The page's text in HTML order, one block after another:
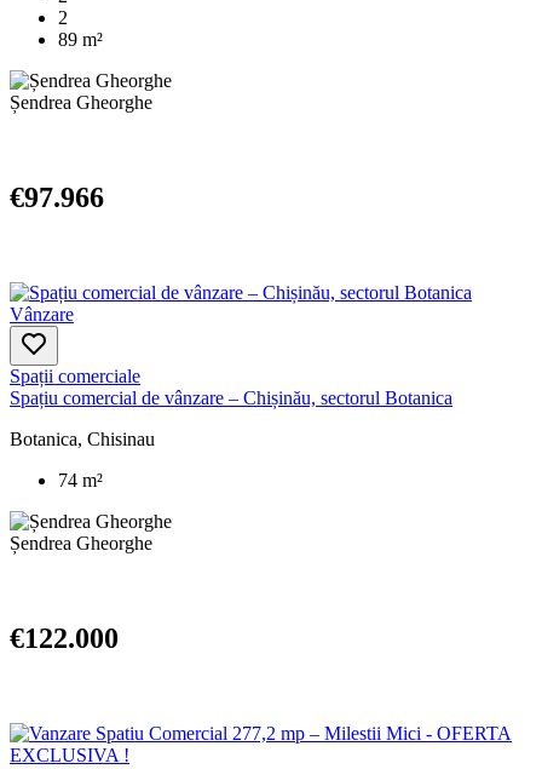
2
89 m²
Șendrea Gheorghe
€97.966
Vânzare
Spații comerciale
Spațiu comercial de vânzare – Chișinău, sectorul Botanica
Botanica, Chisinau
74 m²
Șendrea Gheorghe
€122.000